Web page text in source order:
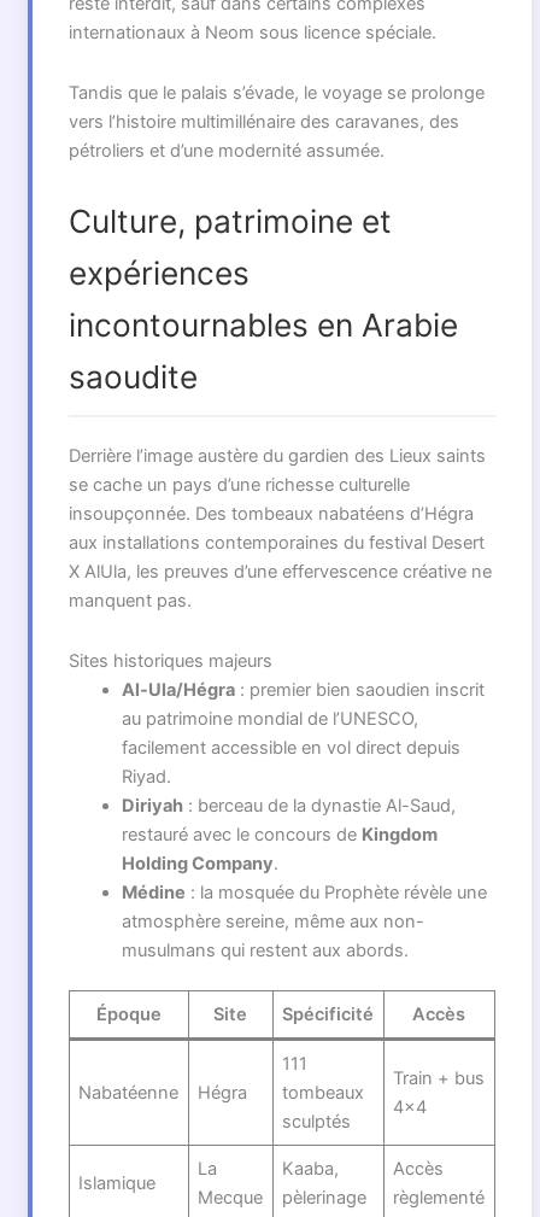
internationaux à Neom sous licence spéciale.
Tandis que le palais s’évade, le voyage se prolonge
vers l’histoire multimillénaire des caravanes, des
pétroliers et d’une modernité assumée.
Culture, patrimoine et
expériences
incontournables en Arabie
saoudite
Derrière l’image austère du gardien des Lieux saints
se cache un pays d’une richesse culturelle
insoupçonnée. Des tombeaux nabatéens d’Hégra
aux installations contemporaines du festival Desert
X AlUla, les preuves d’une effervescence créative ne
manquent pas.
Sites historiques majeurs
Al-Ula/Hégra: premier bien saoudien inscrit
au patrimoine mondial de l’UNESCO,
facilement accessible en vol direct depuis
Riyad.
Diriyah: berceau de la dynastie Al-Saud,
restauré avec le concours de Kingdom
Holding Company.
Médine : la mosquée du Prophète révèle une
atmosphère sereine, même aux non-
musulmans qui restent aux abords.
Époque Site Spécificité Accès
Nabatéenne Hégra
111
tombeaux
sculptés
Train + bus
4×4
Islamique
La
Mecque
Kaaba,
pèlerinage
Accès
règlementé